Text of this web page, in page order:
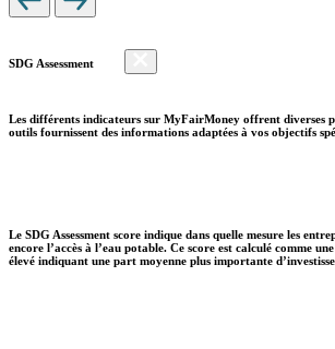
SDG Assessment
Les différents indicateurs sur MyFairMoney offrent diverses
outils fournissent des informations adaptées à vos objectifs
Le SDG Assessment score indique dans quelle mesure les
encore l’accès à l’eau potable. Ce score est calculé comme
élevé indiquant une part moyenne plus importante